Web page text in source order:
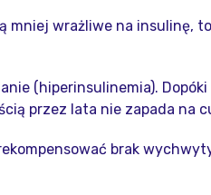
mniej wrażliwe na insulinę,
(hiperinsulinemia).
przez lata nie zapada na
brak